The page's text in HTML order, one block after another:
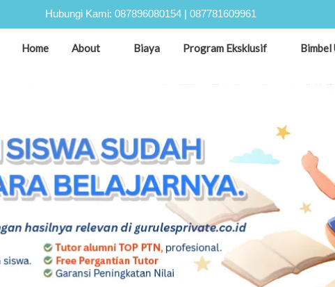
Hubungi Kami: 087896080154 | 087781609961
Home About Biaya Program Eksklusif Bimbel